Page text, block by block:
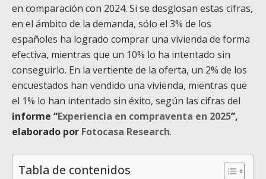
en comparación con 2024. Si se desglosan estas cifras,
en el ámbito de la demanda, sólo el 3% de los
españoles ha logrado comprar una vivienda de forma
efectiva, mientras que un 10% lo ha intentado sin
conseguirlo. En la vertiente de la oferta, un 2% de los
encuestados han vendido una vivienda, mientras que
el 1% lo han intentado sin éxito, según las cifras del
informe “Experiencia en compraventa en 2025”,
elaborado por Fotocasa Research.
Tabla de contenidos